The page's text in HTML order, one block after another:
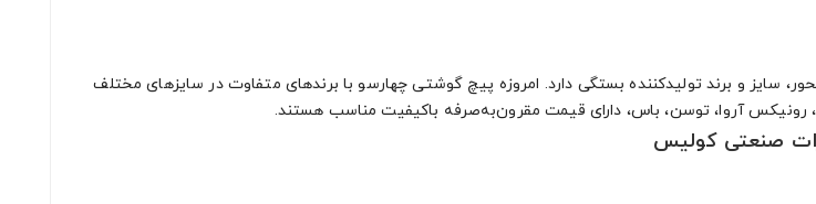
و برند تولیدکننده بستگی دارد. امروزه پیچ‌ گوشتی چهارسو با برندهای متفاوت در سایزهای مختلف
رونیکس آروا، توسن، باس، دارای قیمت مقرون‌به‌صرفه باکیفیت مناسب هستند.
صنعتی کولیس